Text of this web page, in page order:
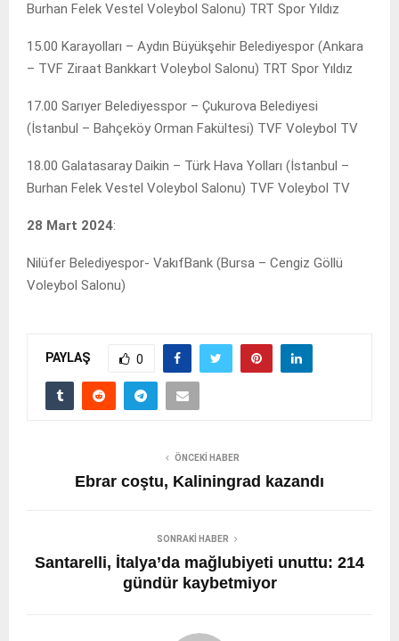
Burhan Felek Vestel Voleybol Salonu) TRT Spor Yıldız
15.00 Karayolları – Aydın Büyükşehir Belediyespor (Ankara
– TVF Ziraat Bankkart Voleybol Salonu) TRT Spor Yıldız
17.00 Sarıyer Belediyesspor – Çukurova Belediyesi
(İstanbul – Bahçeköy Orman Fakültesi) TVF Voleybol TV
18.00 Galatasaray Daikin – Türk Hava Yolları (İstanbul –
Burhan Felek Vestel Voleybol Salonu) TVF Voleybol TV
28 Mart 2024:
Nilüfer Belediyespor- VakıfBank (Bursa – Cengiz Göllü
Voleybol Salonu)
PAYLAŞ 0
ÖNCEKI HABER
Ebrar coştu, Kaliningrad kazandı
SONRAKI HABER
Santarelli, İtalya’da mağlubiyeti unuttu: 214
gündür kaybetmiyor